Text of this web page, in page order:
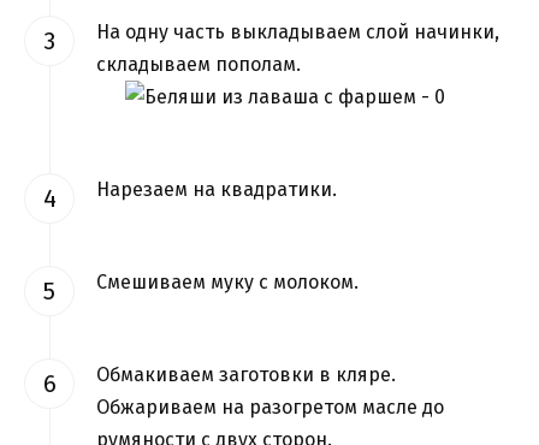
На одну часть выкладываем слой начинки,
складываем пополам.
Нарезаем на квадратики.
Смешиваем муку с молоком.
Обмакиваем заготовки в кляре.
Обжариваем на разогретом масле до
румяности с двух сторон.